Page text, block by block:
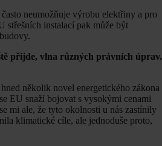
neumožňuje výrobu elektřiny a pro
střešních instalací pak může být
přijde, vlna různých právních úprav.
několik novel energetického zákona
EU snaží bojovat s vysokými cenami
mi ale, že tyto okolnosti u nás zastínily
klimatické cíle, ale jednoduše proto,